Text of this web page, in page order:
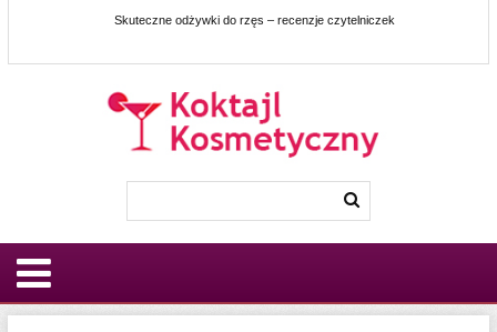
Skuteczne odżywki do rzęs – recenzje czytelniczek